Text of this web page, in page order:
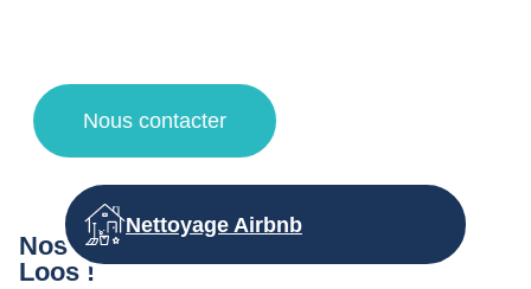
Nous contacter
Nos autres prestations d’entretien à
Loos !
Nettoyage Airbnb